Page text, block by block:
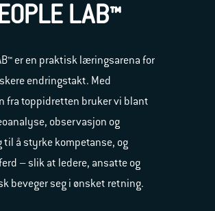
LAB™
er en praktisk læringsarena for
endringstakt. Med
fra toppidretten bruker vi blant
observasjon og
til å styrke kompetanse, og
– slik at ledere, ansatte og
beveger seg i ønsket retning.